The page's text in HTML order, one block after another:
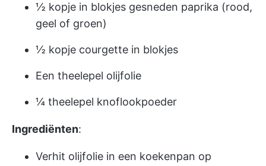
½ kopje in blokjes gesneden paprika (rood,
geel of groen)
½ kopje courgette in blokjes
Een theelepel olijfolie
¼ theelepel knoflookpoeder
Ingrediënten:
Verhit olijfolie in een koekenpan op